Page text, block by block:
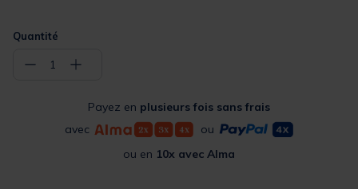
Quantité
− 1 +
Payez en plusieurs fois sans frais
avec
ou
ou en 10x avec Alma